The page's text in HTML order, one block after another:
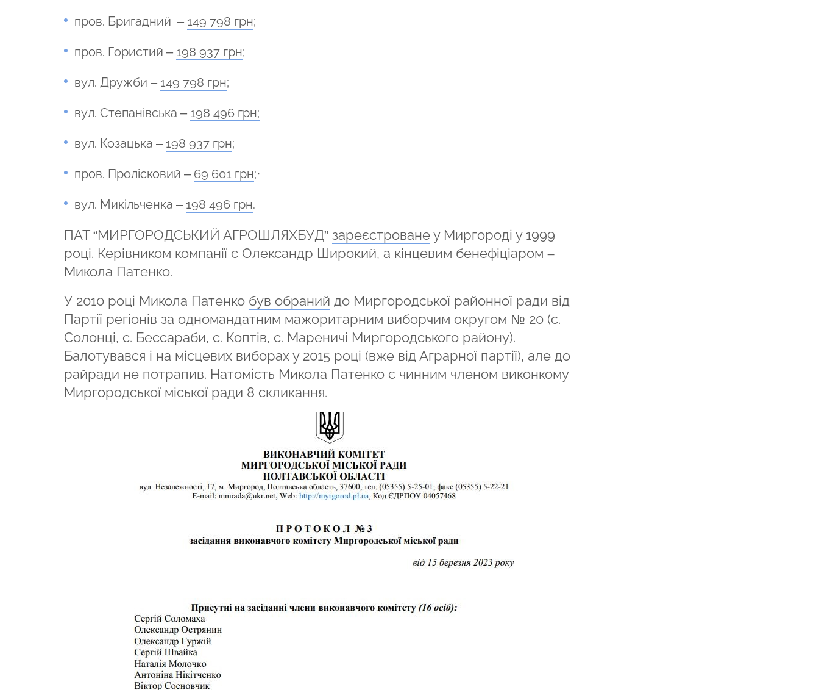
пров. Бригадний – 149 798 грн;
пров. Гористий – 198 937 грн;
вул. Дружби – 149 798 грн;
вул. Степанівська – 198 496 грн;
вул. Козацька – 198 937 грн;
пров. Пролісковий – 69 601 грн;·
вул. Микільченка – 198 496 грн.
ПАТ “МИРГОРОДСЬКИЙ АГРОШЛЯХБУД” зареєстрованеу Миргороді у 1999
році. Керівником компанії є Олександр Широкий, а кінцевим бенефіціаром –
Микола Патенко.
У 2010 році Микола Патенко був обраний до Миргородської районної ради від
Партії регіонів за одномандатним мажоритарним виборчим округом № 20 (с.
Солонці, с. Бессараби, с. Коптів, с. Мареничі Миргородського району).
Балотувався і на місцевих виборах у 2015 році (вже від Аграрної партії), але до
райради не потрапив. Натомість Микола Патенко є чинним членом виконкому
Миргородської міської ради 8 скликання.